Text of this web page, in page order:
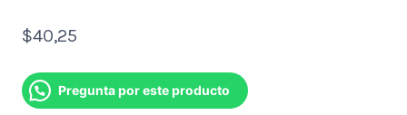
$40,25
Pregunta por este producto